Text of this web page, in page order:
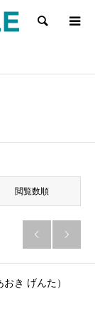
検索
閲覧数順
 
き げんた）